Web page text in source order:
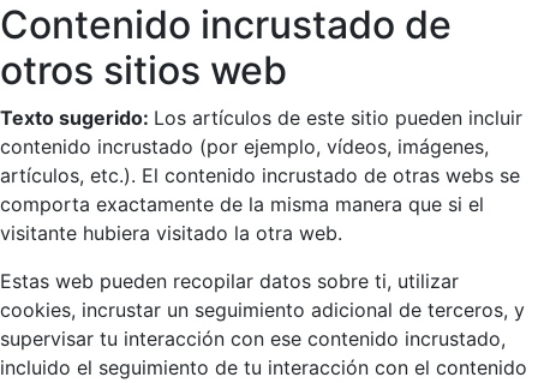
Contenido incrustado de
otros sitios web
Texto sugerido: Los artículos de este sitio pueden incluir
contenido incrustado (por ejemplo, vídeos, imágenes,
artículos, etc.). El contenido incrustado de otras webs se
comporta exactamente de la misma manera que si el
visitante hubiera visitado la otra web.
Estas web pueden recopilar datos sobre ti, utilizar
cookies, incrustar un seguimiento adicional de terceros, y
supervisar tu interacción con ese contenido incrustado,
incluido el seguimiento de tu interacción con el contenido